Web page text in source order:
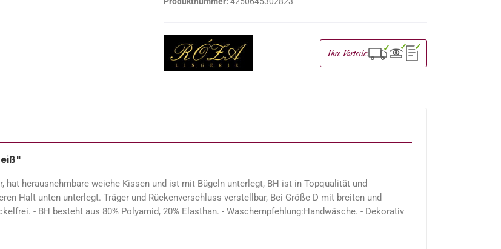
Ihre Vorteile: ✓ ✓ ✓
hat herausnehmbare weiche Kissen und ist mit Bügeln unterlegt, BH ist in Topqualität und
Halt unten unterlegt. Träger und Rückenverschluss verstellbar, Bei Größe D mit breiten und
- BH besteht aus 80% Polyamid, 20% Elasthan. - Waschempfehlung:Handwäsche. - Dekorativ